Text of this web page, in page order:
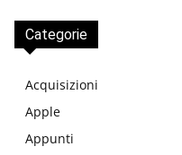
Categorie
Acquisizioni
Apple
Appunti